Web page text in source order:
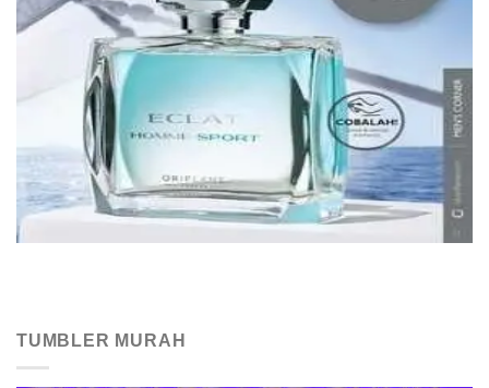
TUMBLER MURAH